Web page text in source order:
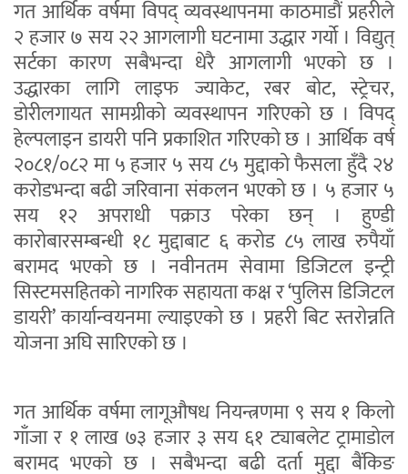
गत आर्थिक वर्षमा विपद् व्यवस्थापनमा काठमाडौं प्रहरीले
२ हजार ७ सय २२ आगलागी घटनामा उद्धार गर्यो । विद्युत्
सर्टका कारण सबैभन्दा धेरै आगलागी भएको छ ।
उद्धारका लागि लाइफ ज्याकेट, रबर बोट, स्ट्रेचर,
डोरीलगायत सामग्रीको व्यवस्थापन गरिएको छ । विपद्
हेल्पलाइन डायरी पनि प्रकाशित गरिएको छ । आर्थिक वर्ष
२०८१/०८२ मा ५ हजार ५ सय ८५ मुद्दाको फैसला हुँदै २४
करोडभन्दा बढी जरिवाना संकलन भएको छ । ५ हजार ५
सय १२ अपराधी पक्राउ परेका छन् । हुण्डी
कारोबारसम्बन्धी १८ मुद्दाबाट ६ करोड ८५ लाख रुपैयाँ
बरामद भएको छ । नवीनतम सेवामा डिजिटल इन्ट्री
सिस्टमसहितको नागरिक सहायता कक्ष र ‘पुलिस डिजिटल
डायरी’ कार्यान्वयनमा ल्याइएको छ । प्रहरी बिट स्तरोन्नति
योजना अघि सारिएको छ ।
गत आर्थिक वर्षमा लागूऔषध नियन्त्रणमा ९ सय १ किलो
गाँजा र १ लाख ७३ हजार ३ सय ६१ ट्याबलेट ट्रामाडोल
बरामद भएको छ । सबैभन्दा बढी दर्ता मुद्दा बैंकिङ